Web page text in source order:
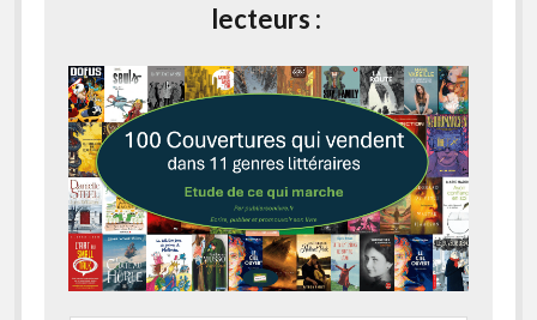
lecteurs :